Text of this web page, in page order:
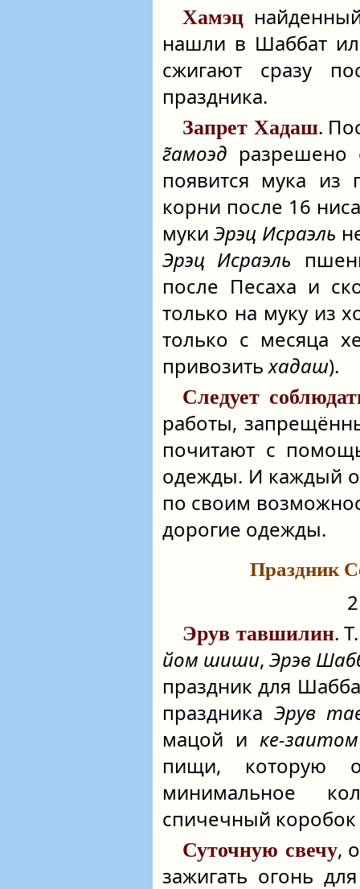
Хамэц
нашли в Шаббат
сжигают сразу
праздника.
Запрет Хадаш.
г̃амоэд разрешено
появится мука из
корни после 16
мукиЭрэц Исраэль
Эрэц Исраэль
после Песаха и
только на муку из
только с месяца
привозитьхадаш).
Следует
работы,
почитают с
одежды. И каждый
по своим
дорогие одежды.
Праздник
Эрув тавшилин.
йом шиши, Эрэв
праздник для
праздника Эрув
мацой ике-заитом
пищи, которую
минимальное
спичечный коробок
Суточную свечу,
зажигать огонь